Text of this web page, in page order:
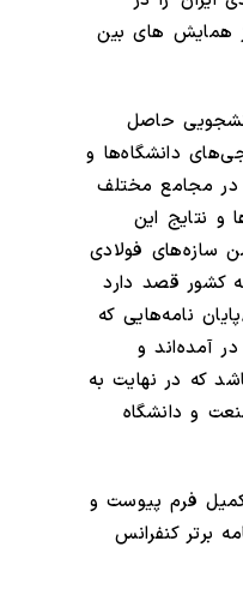
آذرماه ۱۴۰۲ در مرکز همایش های بین
حاصل
دانشگاه‌ها و
در مجامع مختلف
و نتایج این
سازه‌های فولادی
کشور قصد دارد
نامه‌هایی که
آمده‌اند و
که در نهایت به
و دانشگاه
فرم پیوست و
برتر کنفرانس